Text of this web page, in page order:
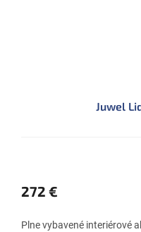
Juwel
272 €
Plne vybavené interiérové